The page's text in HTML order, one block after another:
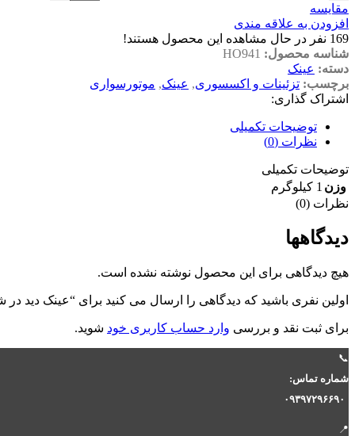
مقایسه
افزودن به علاقه مندی
169 نفر در حال مشاهده این محصول هستند!
شناسه محصول: HO941
دسته: عینک
برچسب: تزئینات و اکسسوری, عینک, موتورسواری
اشتراک گذاری:
توضیحات تکمیلی
نظرات (0)
توضیحات تکمیلی
وزن 1 کیلوگرم
نظرات (0)
دیدگاهها
هیچ دیدگاهی برای این محصول نوشته نشده است.
اولین نفری باشید که دیدگاهی را ارسال می کنید برای “عینک دید در شب با ۳دست شیشه
برای ثبت نقد و بررسی وارد حساب کاربری خود شوید.
📞
شماره تماس:
۰۹۳۹۷۲۹۶۶۹۰
📍